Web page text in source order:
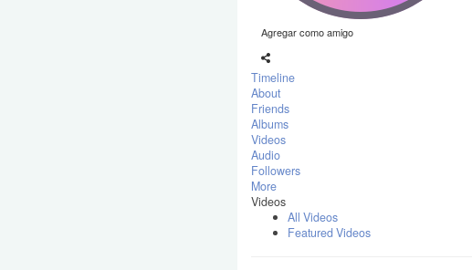
Agregar como amigo
Timeline
About
Friends
Albums
Videos
Audio
Followers
More
Videos
All Videos
Featured Videos